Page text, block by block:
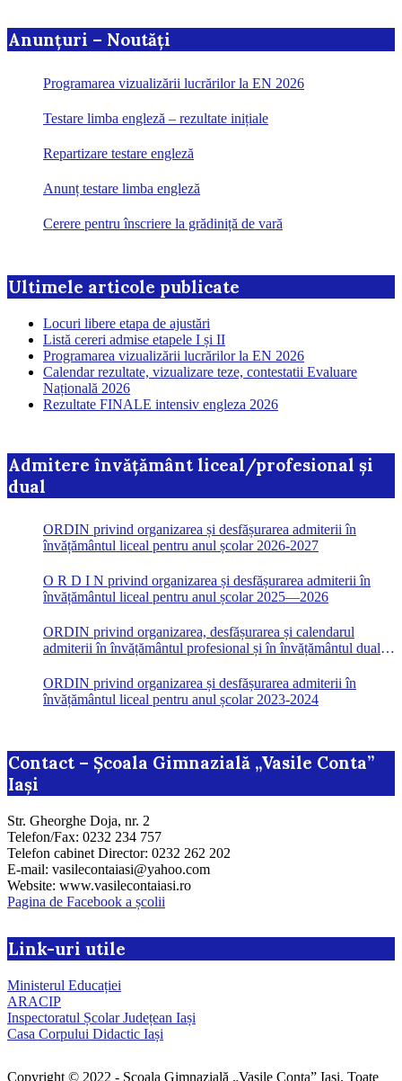
Anunțuri – Noutăți
Programarea vizualizării lucrărilor la EN 2026
Testare limba engleză – rezultate inițiale
Repartizare testare engleză
Anunț testare limba engleză
Cerere pentru înscriere la grădiniță de vară
Ultimele articole publicate
Locuri libere etapa de ajustări
Listă cereri admise etapele I și II
Programarea vizualizării lucrărilor la EN 2026
Calendar rezultate, vizualizare teze, contestatii Evaluare
Națională 2026
Rezultate FINALE intensiv engleza 2026
Admitere învățământ liceal/profesional și
dual
ORDIN privind organizarea și desfășurarea admiterii în
învățământul liceal pentru anul școlar 2026-2027
O R D I N privind organizarea și desfășurarea admiterii în
învățământul liceal pentru anul școlar 2025—2026
ORDIN privind organizarea, desfășurarea și calendarul
admiterii în învățământul profesional și în învățământul dual
ORDIN privind organizarea și desfășurarea admiterii în
învățământul liceal pentru anul școlar 2023-2024
Contact – Școala Gimnazială „Vasile Conta”
Iași
Str. Gheorghe Doja, nr. 2
Telefon/Fax: 0232 234 757
Telefon cabinet Director: 0232 262 202
E-mail: vasilecontaiasi@yahoo.com
Website: www.vasilecontaiasi.ro
Pagina de Facebook a școlii
Link-uri utile
Ministerul Educației
ARACIP
Inspectoratul Școlar Județean Iași
Casa Corpului Didactic Iași
Copyright © 2022 - Școala Gimnazială „Vasile Conta” Iași. Toate